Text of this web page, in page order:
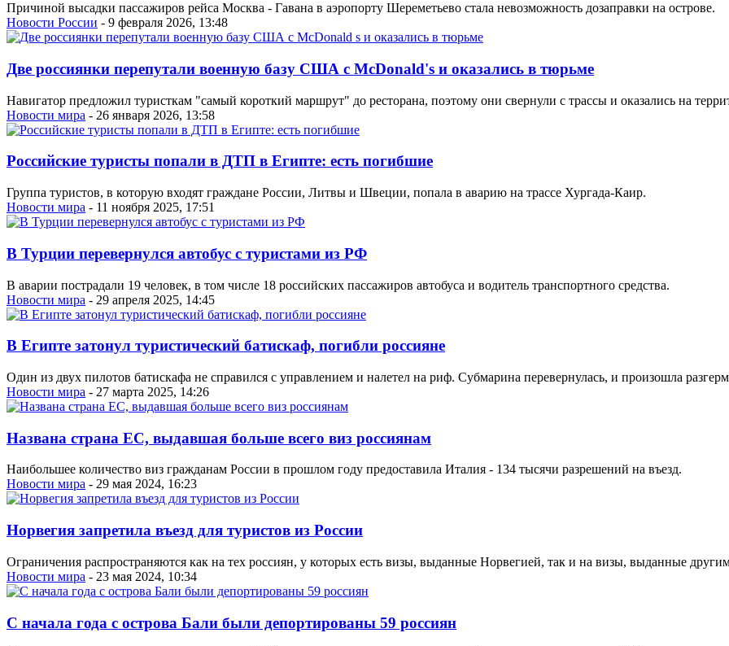
Причиной высадки пассажиров рейса Москва - Гавана в аэропорту Шереметьево стала невозможность дозаправки на острове.
Новости России - 9 февраля 2026, 13:48
Две россиянки перепутали военную базу США с McDonald's и оказались в тюрьме
Навигатор предложил туристкам "самый короткий маршрут" до ресторана, поэтому они свернули с трассы и оказались на
Новости мира - 26 января 2026, 13:58
Российские туристы попали в ДТП в Египте: есть погибшие
Группа туристов, в которую входят граждане России, Литвы и Швеции, попала в аварию на трассе Хургада-Каир.
Новости мира - 11 ноября 2025, 17:51
В Турции перевернулся автобус с туристами из РФ
В аварии пострадали 19 человек, в том числе 18 российских пассажиров автобуса и водитель транспортного средства.
Новости мира - 29 апреля 2025, 14:45
В Египте затонул туристический батискаф, погибли россияне
Один из двух пилотов батискафа не справился с управлением и налетел на риф. Субмарина перевернулась, и произошла
Новости мира - 27 марта 2025, 14:26
Названа страна ЕС, выдавшая больше всего виз россиянам
Наибольшее количество виз гражданам России в прошлом году предоставила Италия - 134 тысячи разрешений на въезд.
Новости мира - 29 мая 2024, 16:23
Норвегия запретила въезд для туристов из России
Ограничения распространяются как на тех россиян, у которых есть визы, выданные Норвегией, так и на визы, выданные
Новости мира - 23 мая 2024, 10:34
С начала года с острова Бали были депортированы 59 россиян